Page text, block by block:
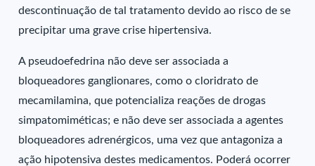
descontinuação de tal tratamento devido ao risco de se
precipitar uma grave crise hipertensiva.
A pseudoefedrina não deve ser associada a
bloqueadores ganglionares, como o cloridrato de
mecamilamina, que potencializa reações de drogas
simpatomiméticas; e não deve ser associada a agentes
bloqueadores adrenérgicos, uma vez que antagoniza a
ação hipotensiva destes medicamentos. Poderá ocorrer